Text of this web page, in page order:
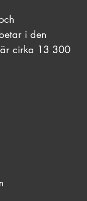
i den
är cirka 13 300